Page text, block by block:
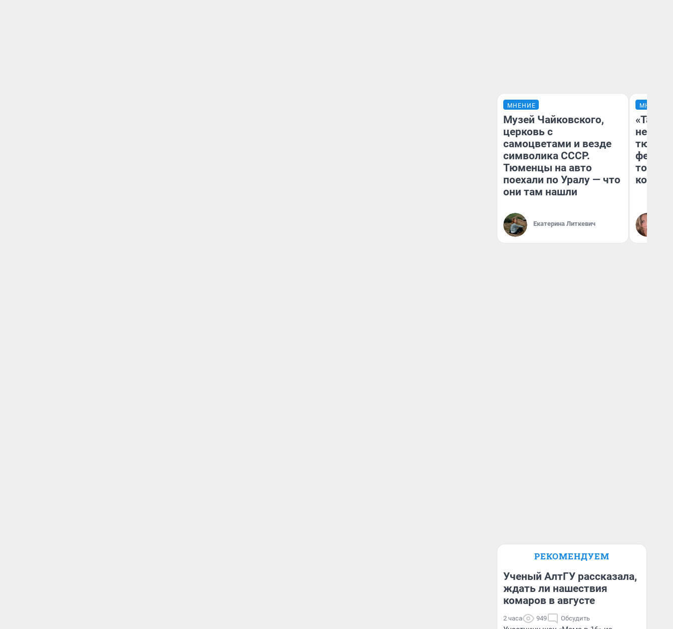
МНЕНИЕ
Музей Чайковского,
церковь с
самоцветами и везде
символика СССР.
Тюменцы на авто
поехали по Уралу — что
они там нашли
Екатерина Литкевич
МНЕНИЕ
не
РЕКОМЕНДУЕМ
Ученый АлтГУ рассказала,
ждать ли нашествия
комаров в августе
2 часа 949 Обсудить